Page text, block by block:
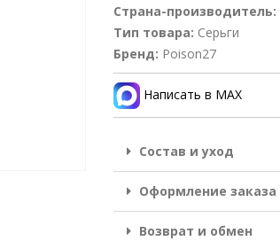
Страна-производитель:
Тип товара: Серьги
Бренд: Poison27
Написать в MAX
Состав и уход
Оформление заказа
Возврат и обмен